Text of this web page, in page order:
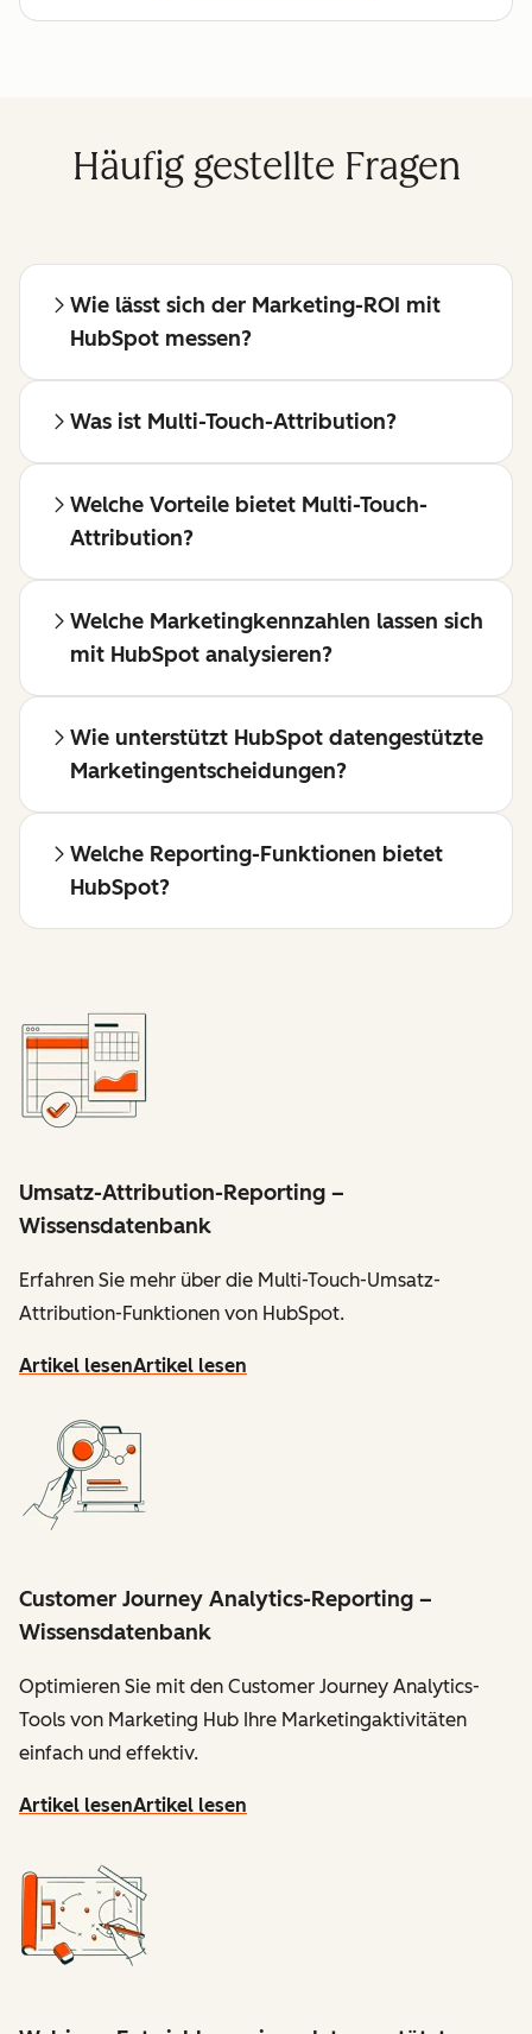
Häufig gestellte Fragen
Wie lässt sich der Marketing-ROI mit
HubSpot messen?
Was ist Multi-Touch-Attribution?
Welche Vorteile bietet Multi-Touch-
Attribution?
Welche Marketingkennzahlen lassen sich
mit HubSpot analysieren?
Wie unterstützt HubSpot datengestützte
Marketingentscheidungen?
Welche Reporting-Funktionen bietet
HubSpot?
Umsatz-Attribution-Reporting –
Wissensdatenbank
Erfahren Sie mehr über die Multi-Touch-Umsatz-
Attribution-Funktionen von HubSpot.
Artikel lesenArtikel lesen
Customer Journey Analytics-Reporting –
Wissensdatenbank
Optimieren Sie mit den Customer Journey Analytics-
Tools von Marketing Hub Ihre Marketingaktivitäten
einfach und effektiv.
Artikel lesenArtikel lesen